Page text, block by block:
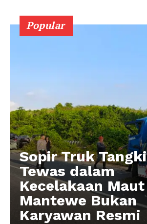
Popular
Sopir Truk
Tewas dalam
Kecelakaan Maut
Mantewe Bukan
Karyawan Resmi